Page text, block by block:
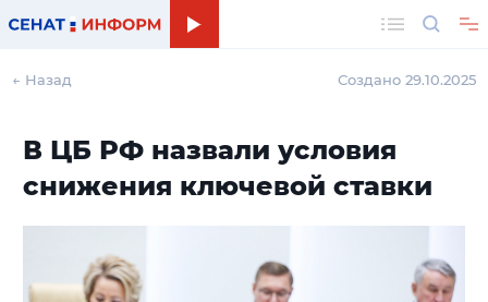
← Назад Создано 29.10.2025
В ЦБ РФ назвали условия
снижения ключевой ставки